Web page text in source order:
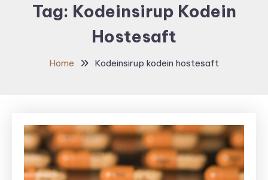
Tag: Kodeinsirup Kodein
Hostesaft
Home Kodeinsirup kodein hostesaft